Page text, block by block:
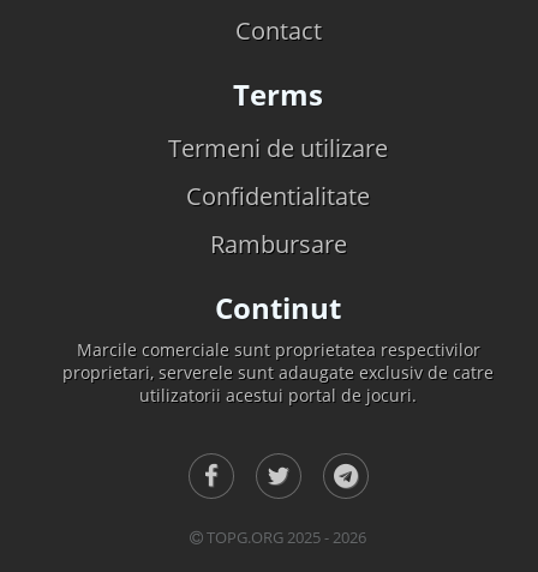
Contact
Terms
Termeni de utilizare
Confidentialitate
Rambursare
Continut
Marcile comerciale sunt proprietatea respectivilor
proprietari, serverele sunt adaugate exclusiv de catre
utilizatorii acestui portal de jocuri.
TOPG.ORG 2025 - 2026